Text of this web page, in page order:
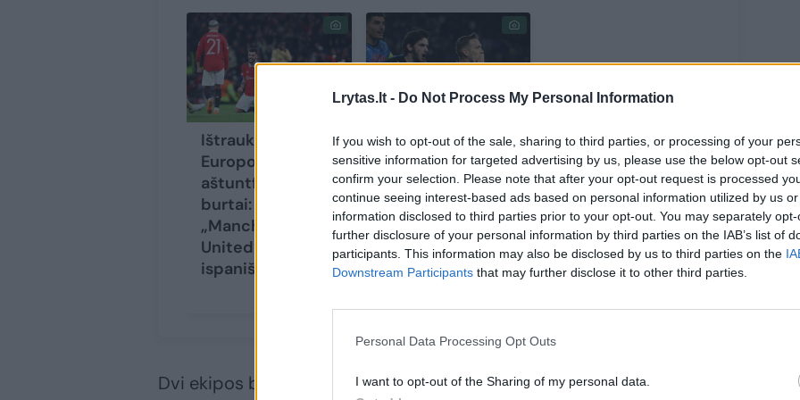
Lrytas.lt - Do Not Process My Personal Information
If you wish to opt-out of the sale, sharing to third parties, or processing of your
sensitive information for targeted advertising by us, please use the below opt-out
confirm your selection. Please note that after your opt-out request is processed
continue seeing interest-based ads based on personal information utilized by us
information disclosed to third parties prior to your opt-out. You may separately
further disclosure of your personal information by third parties on the IAB’s list of
participants. This information may also be disclosed by us to third parties on the
Downstream Participants that may further disclose it to other third parties.
Personal Data Processing Opt Outs
I want to opt-out of the Sharing of my personal data.
Ištraukti UEFA
Europos lygos
aštuntfinalių
burtai:
„Manchester
United“ lauks
ispaniškas iššūkis
Tapo aiškūs visi
Čempionų lygos
ketvirtfinalio
dalyviai: toliau
prasibrovė net
trys italų klubai
Dvi ekipos buvo ir iš Anglijos, tad teoriškai galėjo atsitikti taip, kad jos